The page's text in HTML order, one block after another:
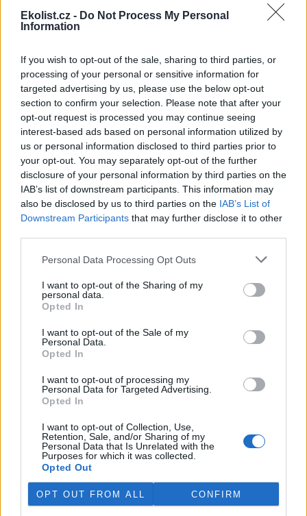
Ekolist.cz - Do Not Process My Personal
Information
If you wish to opt-out of the sale, sharing to third parties, or
processing of your personal or sensitive information for
targeted advertising by us, please use the below opt-out
section to confirm your selection. Please note that after your
opt-out request is processed you may continue seeing
interest-based ads based on personal information utilized by
us or personal information disclosed to third parties prior to
your opt-out. You may separately opt-out of the further
disclosure of your personal information by third parties on the
IAB’s list of downstream participants. This information may
also be disclosed by us to third parties on the IAB’s List of
Downstream Participants that may further disclose it to other
Personal Data Processing Opt Outs
I want to opt-out of the Sharing of my
personal data.
Opted In
I want to opt-out of the Sale of my
Personal Data.
Opted In
I want to opt-out of processing my
Personal Data for Targeted Advertising.
Opted In
I want to opt-out of Collection, Use,
Retention, Sale, and/or Sharing of my
Personal Data that Is Unrelated with the
Purposes for which it was collected.
Opted Out
OPT OUT FROM ALL CONFIRM
Hospodářská zvířata na jihu
Někteří jihočeští farmáři
vypouštějí krávy, ovce či koně na pastviny v noci a v největších
vedrech je nechávají uvnitř chladnějších budov. Kvůli suchu
neroste na loukách tráva a zemědělci musí dobytek přikrmovat
zásobami sena na zimu. Vysychají zdroje vody a rostou náklady na
její dopravu i na elektřinu na ochlazování zvířat, zjistila ČTK.
V Japonsku, které bojuje s extrémními vedry, uhynuly
tři lvice, píše BBC News
4.8.2026 12:42 (ČTK)
Diskuse: 2
Tři lvice v zoologické zahradě v
pravděpodobně v důsledku
horka. Japonsko se toto léto
potýká s vlnami extrémních
veder, napsal zpravodajský server
BBC News
kakaových plantáží
4.8.2026 12:39 (ČTK)
farmářům hrozí až 20 let
vězení, pokud bez souhlasu
čeká na podpis prezidenta Johna Mahamy.
Ochránci přírody našli v Moravském krasu vzácného
modráska očkovaného
4.8.2026 01:58 ( ČTK